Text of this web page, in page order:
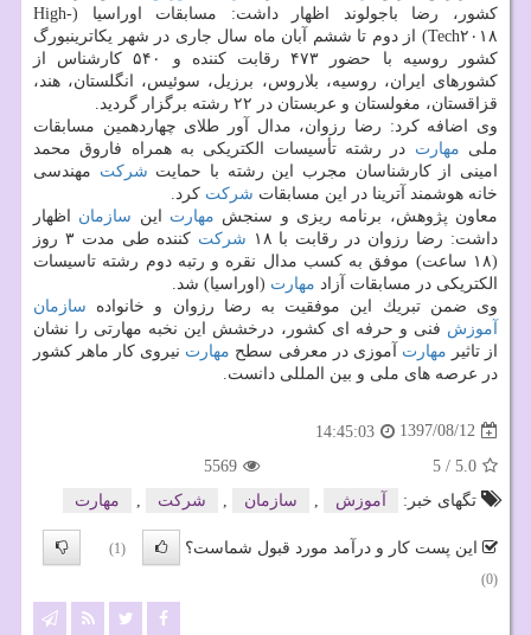
كشور، رضا باجولوند اظهار داشت: مسابقات اوراسیا (High-
Tech۲۰۱۸) از دوم تا ششم آبان ماه سال جاری در شهر یكاترینبورگ
كشور روسیه با حضور ۴۷۳ رقابت كننده و ۵۴۰ كارشناس از
كشورهای ایران، روسیه، بلاروس، برزیل، سوئیس، انگلستان، هند،
قزاقستان، مغولستان و عربستان در ۲۲ رشته برگزار گردید.
وی اضافه كرد: رضا رزوان، مدال آور طلای چهاردهمین مسابقات
ملی مهارت در رشته تأسیسات الكتریكی به همراه فاروق محمد
امینی از كارشناسان مجرب این رشته با حمایت شركت مهندسی
خانه هوشمند آترینا در این مسابقات شركت كرد.
معاون پژوهش، برنامه ریزی و سنجش مهارت این سازمان اظهار
داشت: رضا رزوان در رقابت با ۱۸
شركت
كننده طی مدت ۳ روز
(۱۸ ساعت) موفق به كسب مدال نقره و رتبه دوم رشته تاسیسات
الكتریكی در مسابقات آزاد مهارت (اوراسیا) شد.
وی ضمن تبریك این موفقیت به رضا رزوان و خانواده سازمان
آموزش فنی و حرفه ای كشور، درخشش این نخبه مهارتی را نشان
از تاثیر مهارت آموزی در معرفی سطح مهارت نیروی كار ماهر كشور
در عرصه های ملی و بین المللی دانست.
1397/08/12
14:45:03
5.0
/
5
5569
تگهای خبر:
آموزش , سازمان , شركت , مهارت
این پست کار و درآمد مورد قبول شماست؟
(1)
(0)